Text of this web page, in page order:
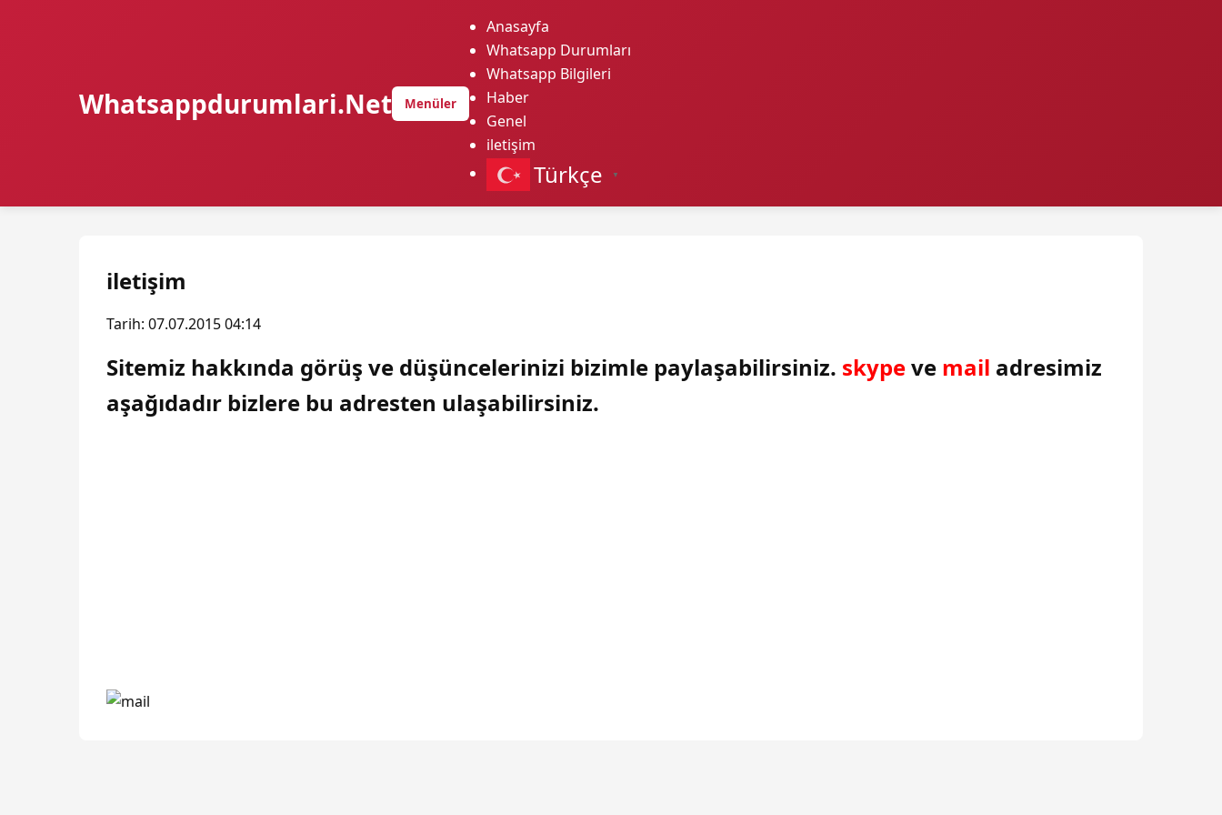
Whatsappdurumlari.Net Menüler
Anasayfa
Whatsapp Durumları
Whatsapp Bilgileri
Haber
Genel
iletişim
Türkçe ▼
iletişim
Tarih: 07.07.2015 04:14
Sitemiz hakkında görüş ve düşüncelerinizi bizimle paylaşabilirsiniz. skypeve mail adresimiz
aşağıdadır bizlere bu adresten ulaşabilirsiniz.